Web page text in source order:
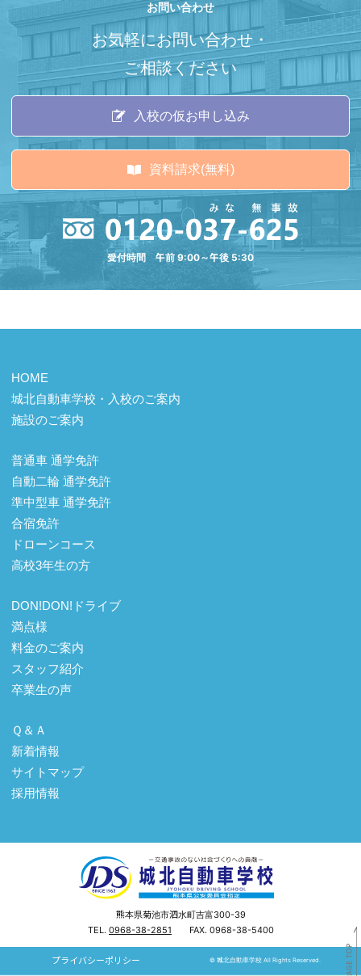
お問い合わせ
お気軽にお問い合わせ・
ご相談ください
入校の仮お申し込み
資料請求(無料)
受付時間 午前 9:00～午後 5:30
HOME
城北自動車学校・入校のご案内
施設のご案内
普通車 通学免許
自動二輪 通学免許
準中型車 通学免許
合宿免許
ドローンコース
高校3年生の方
DON!DON!ドライブ
満点様
料金のご案内
スタッフ紹介
卒業生の声
Ｑ＆Ａ
新着情報
サイトマップ
採用情報
熊本県菊池市泗水町吉富300-39
TEL. 0968-38-2851 FAX. 0968-38-5400
プライバシーポリシー © 城北自動車学校 All Rights Reserved.